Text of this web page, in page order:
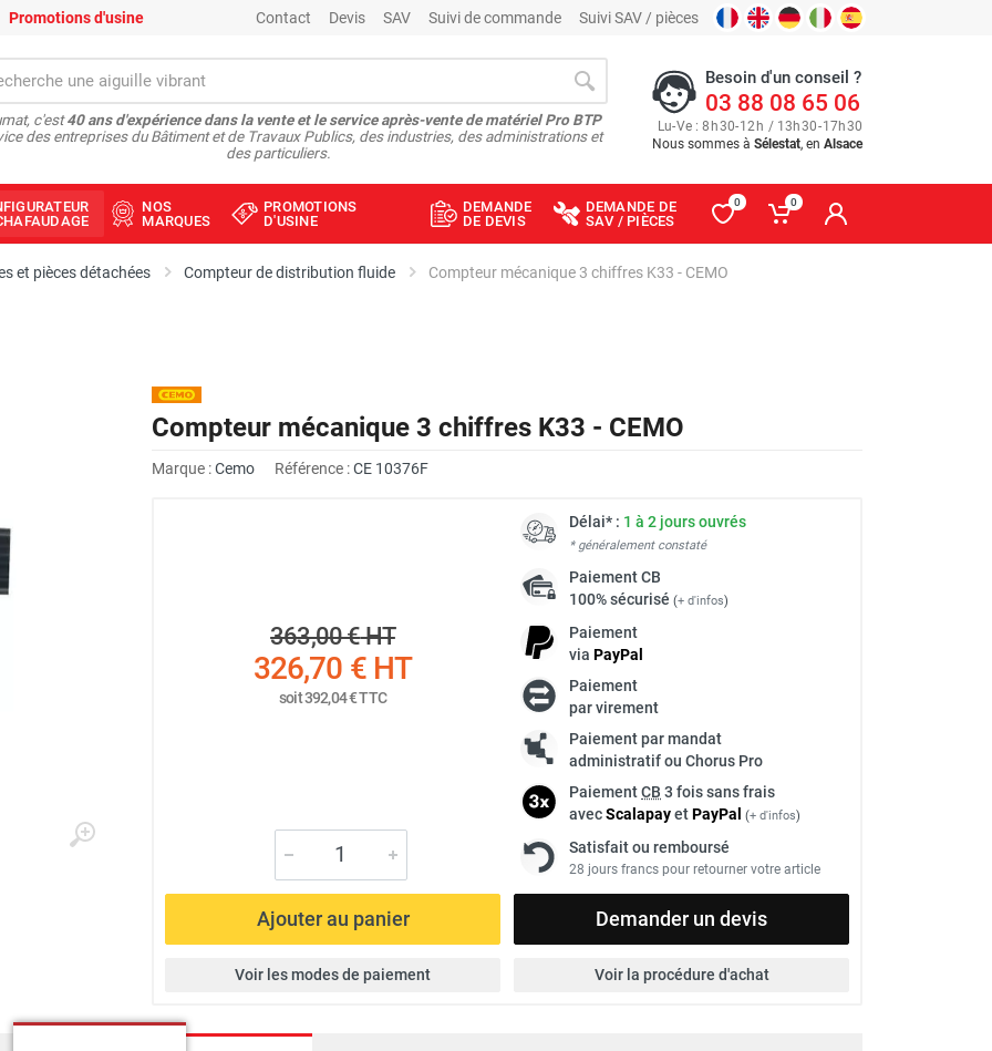
Promotions d'usine Contact Devis SAV Suivi de commande Suivi SAV / pièces
c'est40 ans d'expérience dans la vente et le service après-vente de matériel Pro BTP
des entreprises du Bâtiment et de Travaux Publics, des industries, des administrations et
des particuliers.
Besoin d'un conseil ?
03 88 08 65 06
Lu-Ve : 8h30-12h / 13h30-17h30
Nous sommes à Sélestat, en Alsace
NOS
MARQUES
PROMOTIONS
D'USINE
DEMANDE
DE DEVIS
DEMANDE DE
SAV / PIÈCES
0 0
et pièces détachées Compteur de distribution fluide Compteur mécanique 3 chiffres K33 - CEMO
Compteur mécanique 3 chiffres K33 - CEMO
Marque :Cemo Référence :CE 10376F
363,00 €HT
326,70 €HT
soit392,04 €TTC
Délai* : 1 à 2 jours ouvrés
* généralement constaté
PaiementCB
100% sécurisé (+ d'infos)
Paiement
via PayPal
Paiement
par virement
Paiement par mandat
administratif ou Chorus Pro
PaiementCB 3 fois sans frais
avecScalapayetPayPal (+ d'infos)
Satisfait ou remboursé
28 jours francs pour retourner votre article
Ajouter au panier Demander un devis
Voir les modes de paiement Voir la procédure d'achat